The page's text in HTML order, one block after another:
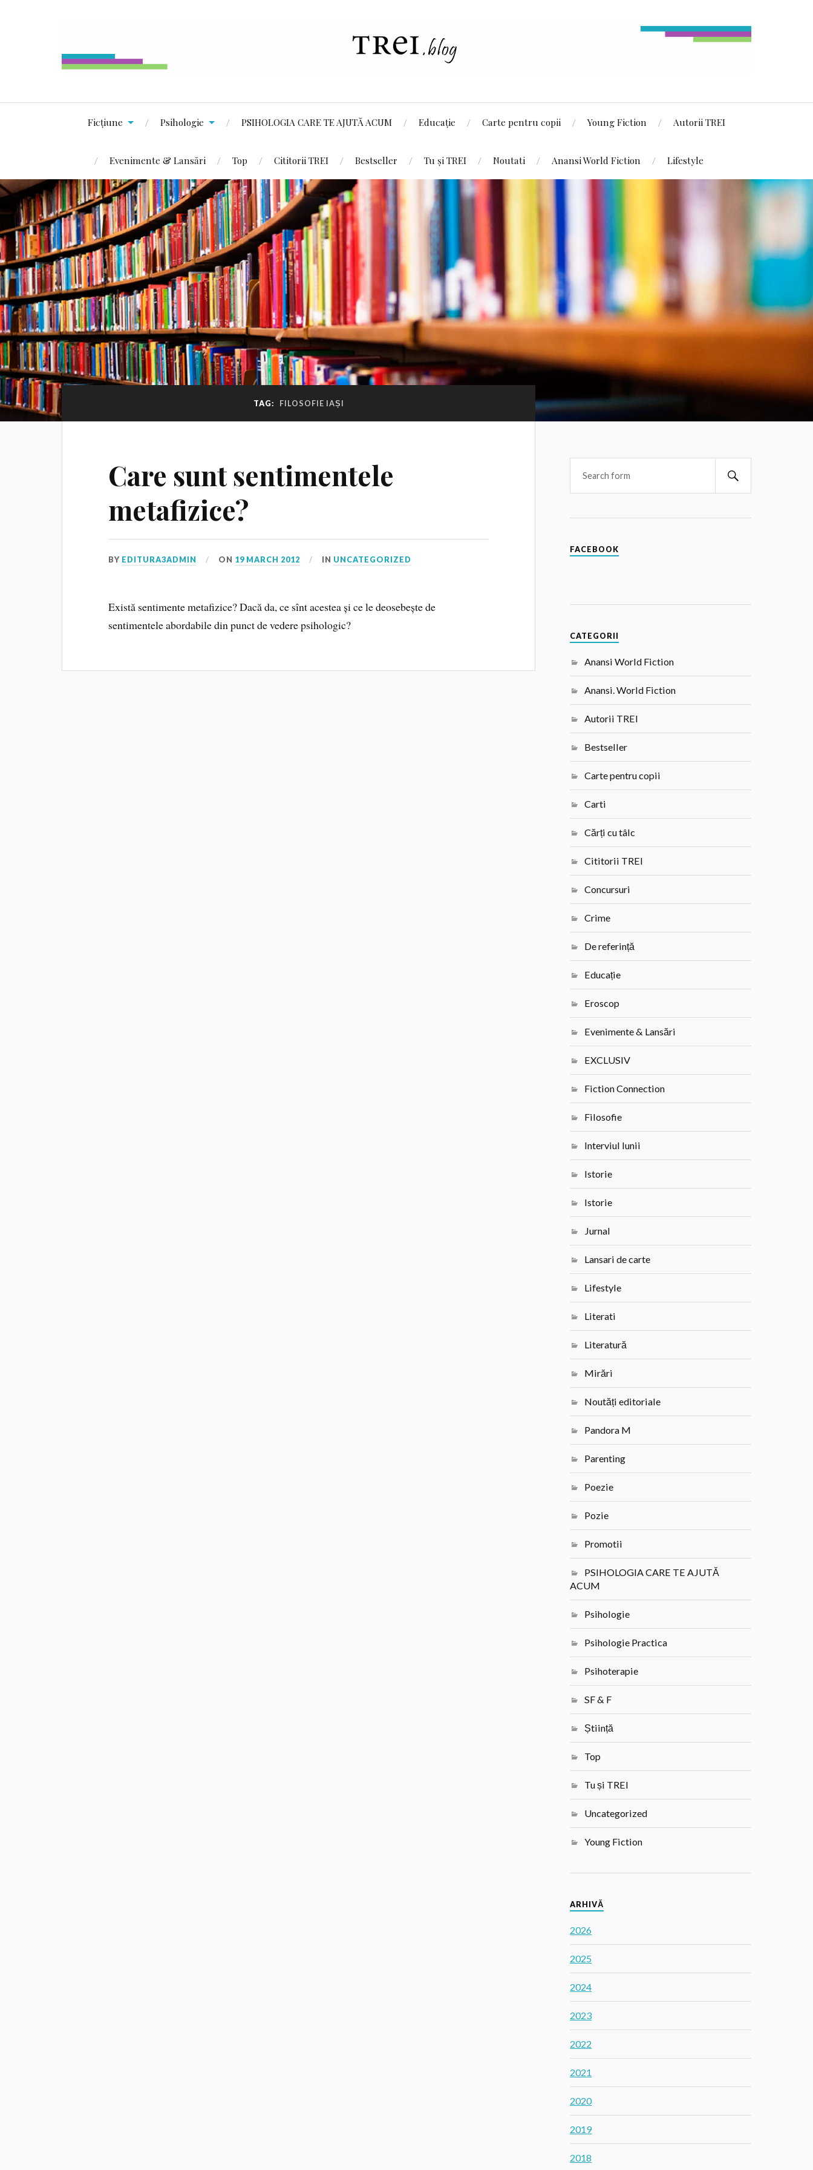
Ficțiune Psihologie PSIHOLOGIA CARE TE AJUTĂ ACUM Educație Carte pentru copii Young Fiction Autorii TREI
Evenimente & Lansări Top Cititorii TREI Bestseller Tu și TREI Noutati Anansi World Fiction Lifestyle
TAG: FILOSOFIE IAȘI
Care sunt sentimentele
metafizice?
BY EDITURA3ADMIN ON 19 MARCH 2012 IN UNCATEGORIZED
Există sentimente metafizice? Dacă da, ce sînt acestea și ce le deosebește de
sentimentele abordabile din punct de vedere psihologic?
FACEBOOK
CATEGORII
Anansi World Fiction
Anansi. World Fiction
Autorii TREI
Bestseller
Carte pentru copii
Carti
Cărți cu tâlc
Cititorii TREI
Concursuri
Crime
De referință
Educație
Eroscop
Evenimente & Lansări
EXCLUSIV
Fiction Connection
Filosofie
Interviul lunii
Istorie
Istorie
Jurnal
Lansari de carte
Lifestyle
Literati
Literatură
Mirări
Noutăți editoriale
Pandora M
Parenting
Poezie
Pozie
Promotii
PSIHOLOGIA CARE TE AJUTĂ
ACUM
Psihologie
Psihologie Practica
Psihoterapie
SF & F
Știință
Top
Tu și TREI
Uncategorized
Young Fiction
ARHIVĂ
2026
2025
2024
2023
2022
2021
2020
2019
2018